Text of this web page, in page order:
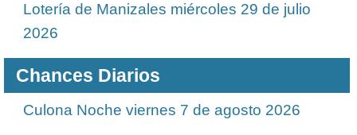
Lotería de Manizales miércoles 29 de julio
2026
Chances Diarios
Culona Noche viernes 7 de agosto 2026